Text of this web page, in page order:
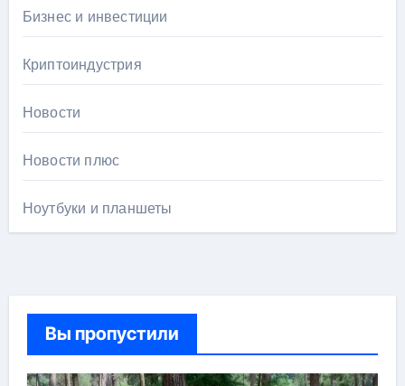
Бизнес и инвестиции
Криптоиндустрия
Новости
Новости плюс
Ноутбуки и планшеты
Вы пропустили